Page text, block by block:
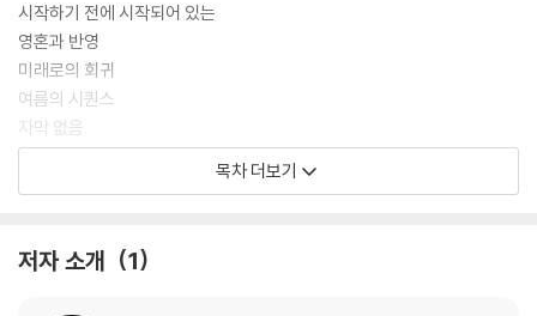
시작하기 전에 시작되어 있는
영혼과 반영
미래로의 회귀
여름의 시퀀스
자막 없음
Nasa Live Stream - Earth From Space : Live Views from the IS
목차 더보기
저자 소개 1